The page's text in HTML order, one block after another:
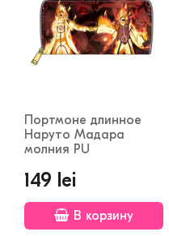
Портмоне длинное
Наруто Мадара
молния PU
149 lei
В корзину